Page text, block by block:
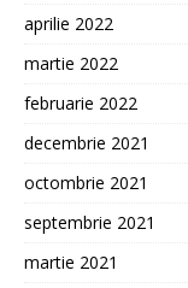
aprilie 2022
martie 2022
februarie 2022
decembrie 2021
octombrie 2021
septembrie 2021
martie 2021